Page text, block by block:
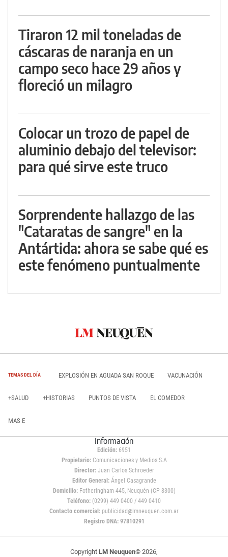
Tiraron 12 mil toneladas de
cáscaras de naranja en un
campo seco hace 29 años y
floreció un milagro
Colocar un trozo de papel de
aluminio debajo del televisor:
para qué sirve este truco
Sorprendente hallazgo de las
"Cataratas de sangre" en la
Antártida: ahora se sabe qué es
este fenómeno puntualmente
TEMAS DEL DÍA EXPLOSIÓN EN AGUADA SAN ROQUE VACUNACIÓN
+SALUD +HISTORIAS PUNTOS DE VISTA EL COMEDOR
MAS E
Información
Edición: 6951
Propietario:Comunicaciones y Medios S.A
Director: Juan Carlos Schroeder
Editor General:Ángel Casagrande
Domicilio:Fotheringham 445, Neuquén (CP 8300)
Teléfono: (0299) 449 0400 / 449 0410
Contacto comercial: publicidad@lmneuquen.com.ar
Registro DNA: 97810291
Copyright LM Neuquen© 2026,